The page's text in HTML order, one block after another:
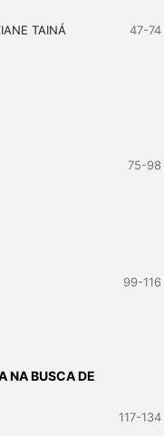
TAINÁ
47-74
75-98
99-116
NA BUSCA DE
117-134